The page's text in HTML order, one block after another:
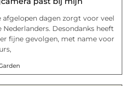
afgelopen dagen zorgt voor veel
Desondanks heeft
fijne gevolgen, met name voor